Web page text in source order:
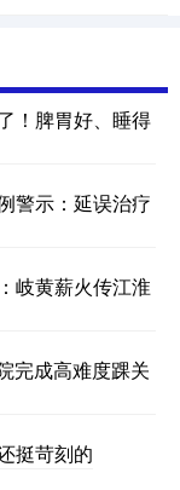
！脾胃好、睡得
警示：延误治疗
岐黄薪火传江淮
完成高难度踝关
挺苛刻的